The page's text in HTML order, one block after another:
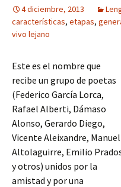
4 diciembre, 2013
características, etapas,
vivo lejano
Este es el nombre que
recibe un grupo de poetas
(Federico García Lorca,
Rafael Alberti, Dámaso
Alonso, Gerardo Diego,
Vicente Aleixandre, Manuel
Altolaguirre, Emilio
y otros) unidos por la
amistad y por una